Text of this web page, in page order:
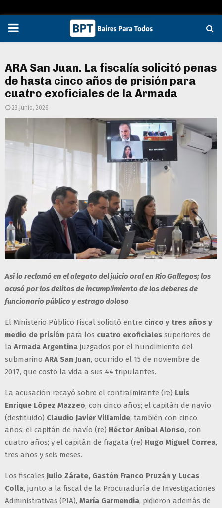
PRIMARY
ARA San Juan. La fiscalía solicitó penas
de hasta cinco años de prisión para
cuatro exoficiales de la Armada
23 junio, 2026
Así lo reclamó en el alegato del juicio oral en Río Gallegos; los
acusó por los delitos de incumplimiento de los deberes de
funcionario público y estrago doloso
El Ministerio Público Fiscal solicitó entre cinco y tres años y
medio de prisión para los cuatro exoficiales superiores de
la Armada Argentina juzgados por el hundimiento del
submarino ARA San Juan, ocurrido el 15 de noviembre de
2017, que costó la vida a sus 44 tripulantes.
La acusación recayó sobre el contralmirante (re) Luis
Enrique López Mazzeo, con cinco años; el capitán de navío
(destituido) Claudio Javier Villamide, también con cinco
años; el capitán de navío (re) Héctor Aníbal Alonso, con
cuatro años; y el capitán de fragata (re) Hugo Miguel Correa,
tres años y seis meses.
Los fiscales Julio Zárate, Gastón Franco Pruzán y Lucas
Colla, junto a la fiscal de la Procuraduría de Investigaciones
Administrativas (PIA), María Garmendia, pidieron además de